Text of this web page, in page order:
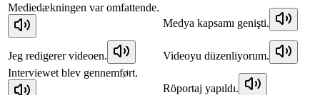
Mediedækningen var omfattende.
Medya kapsamı genişti.
Jeg redigerer videoen.
Videoyu düzenliyorum.
Interviewet blev gennemført.
Röportaj yapıldı.